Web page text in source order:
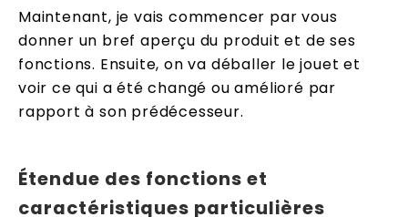
Maintenant, je vais commencer par vous
donner un bref aperçu du produit et de ses
fonctions. Ensuite, on va déballer le jouet et
voir ce qui a été changé ou amélioré par
rapport à son prédécesseur.
Étendue des fonctions et
caractéristiques particulières